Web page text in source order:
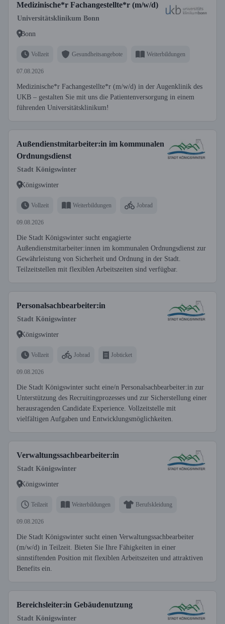
Medizinische*r Fachangestellte*r (m/w/d)
Universitätsklinikum Bonn
Bonn
Vollzeit Gesundheitsangebote Weiterbildungen
07.08.2026
Medizinische*r Fachangestellte*r (m/w/d) in der Augenklinik des
UKB – gestalten Sie mit uns die Patientenversorgung in einem
führenden Universitätsklinikum!
Außendienstmitarbeiter:in im kommunalen
Ordnungsdienst
Stadt Königswinter
Königswinter
Vollzeit Weiterbildungen Jobrad
09.08.2026
Die Stadt Königswinter sucht engagierte
Außendienstmitarbeiter:innen im kommunalen Ordnungsdienst zur
Gewährleistung von Sicherheit und Ordnung in der Stadt.
Teilzeitstellen mit flexiblen Arbeitszeiten sind verfügbar.
Personalsachbearbeiter:in
Stadt Königswinter
Königswinter
Vollzeit Jobrad Jobticket
09.08.2026
Die Stadt Königswinter sucht eine/n Personalsachbearbeiter:in zur
Unterstützung des Recruitingprozesses und zur Sicherstellung einer
herausragenden Candidate Experience. Vollzeitstelle mit
vielfältigen Aufgaben und Entwicklungsmöglichkeiten.
Verwaltungssachbearbeiter:in
Stadt Königswinter
Königswinter
Teilzeit Weiterbildungen Berufskleidung
09.08.2026
Die Stadt Königswinter sucht einen Verwaltungssachbearbeiter
(m/w/d) in Teilzeit. Bieten Sie Ihre Fähigkeiten in einer
sinnstiftenden Position mit flexiblen Arbeitszeiten und attraktiven
Benefits ein.
Bereichsleiter:in Gebäudenutzung
Stadt Königswinter